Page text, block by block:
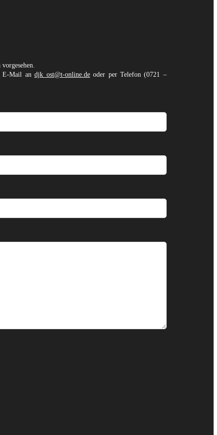
E-Mail an djk_ost@t-online.deoder per Telefon (0721 –